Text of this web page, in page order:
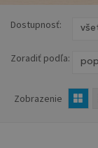
Dostupnosť:
Zoradiť podľa:
Zobrazenie